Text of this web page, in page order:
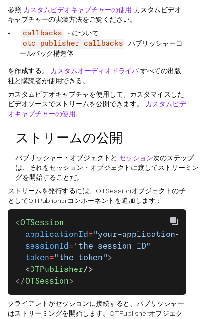
参照 カスタムビデオキャプチャーの使用 カスタムビデオ
キャプチャーの実装方法をご覧ください。
callbacks - について
otc_publisher_callbacks
パブリッシャーコ
ールバック構造体
を作成する。 カスタムオーディオドライバすべての出版
社と購読者が使用できる。
カスタムビデオキャプチャを使用して、カスタマイズした
ビデオソースでストリームを公開できます。 カスタムビデ
オキャプチャーの使用.
ストリームの公開
パブリッシャー・オブジェクトと セッション次のステップ
は、それをセッション・オブジェクトに渡してストリーミン
グを開始することだ。
ストリームを発行するには、OTSessionオブジェクトの子
としてOTPublisherコンポーネントを追加します：
<OTSession
  applicationId
="your-application-id"
  sessionId
="the session ID"
  token
="the token" >
  <
OTPublisher/>
</OTSession>
クライアントがセッションに接続すると、パブリッシャー
はストリーミングを開始します。OTPublisherオブジェク